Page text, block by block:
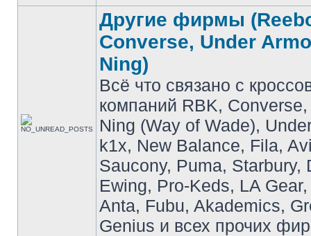
Другие фирмы
Converse, Under
Ning)
Всё что связано с
компаний RBK,
Ning (Way of Wade),
k1x, New Balance, Fila,
Saucony, Puma, Starbury,
Ewing, Pro-Keds, LA
Anta, Fubu, Akademics,
Genius и всех прочих